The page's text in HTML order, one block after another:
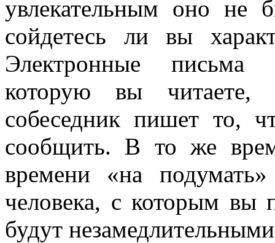
увлекательным оно не
сойдетесь ли вы
Электронные письма
которую вы читаете,
собеседник пишет то,
сообщить. В то же
времени «на
человека, с которым вы
будут